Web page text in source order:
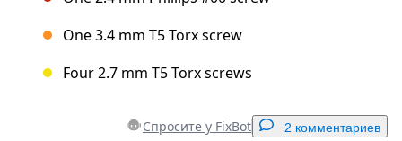
One 3.4 mm T5 Torx screw
Four 2.7 mm T5 Torx screws
Спросите у FixBot 2 комментариев